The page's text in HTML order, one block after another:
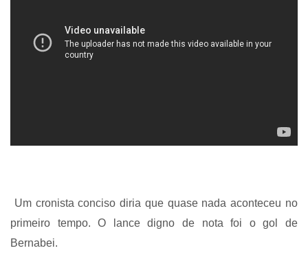
Um cronista conciso diria que quase nada aconteceu no
primeiro tempo. O lance digno de nota foi o gol de
Bernabei.